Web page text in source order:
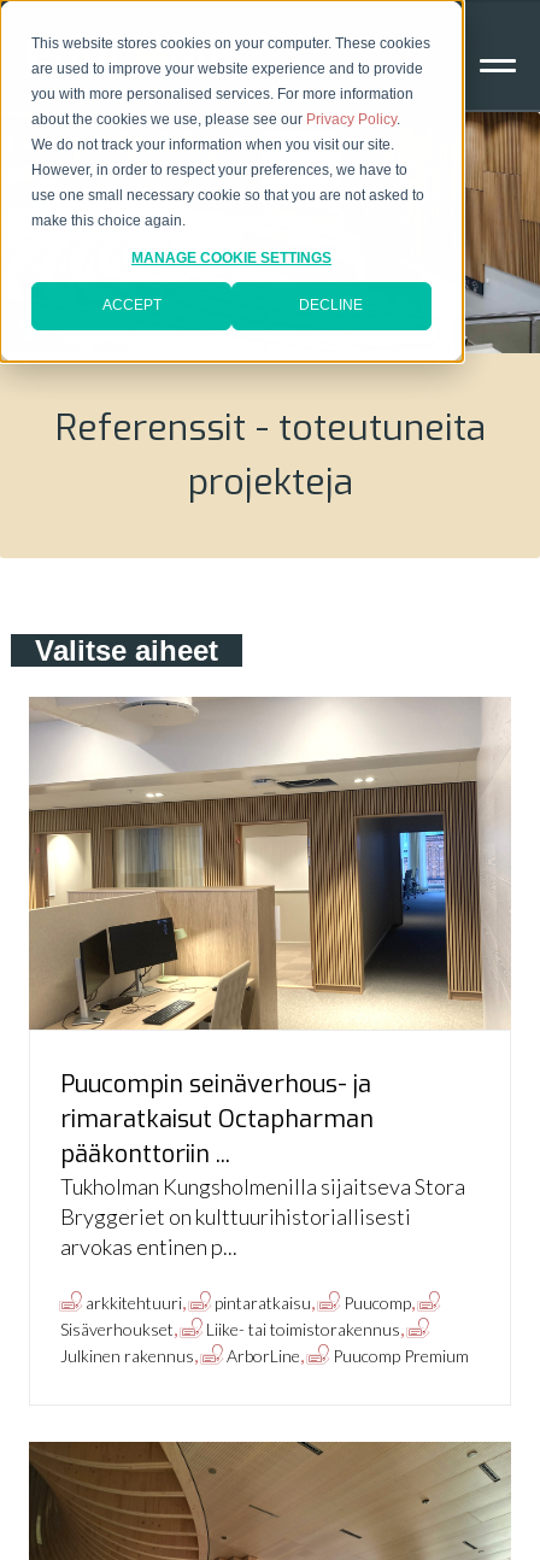
This website stores cookies on your computer. These cookies
are used to improve your website experience and to provide
you with more personalised services. For more information
about the cookies we use, please see our Privacy Policy.
We do not track your information when you visit our site.
However, in order to respect your preferences, we have to
use one small necessary cookie so that you are not asked to
make this choice again.
MANAGE COOKIE SETTINGS
ACCEPT DECLINE
Referenssit - toteutuneita
projekteja
Valitse aiheet
Puucompin seinäverhous- ja
rimaratkaisut Octapharman
pääkonttoriin ...
Tukholman Kungsholmenilla sijaitseva Stora
Bryggeriet on kulttuurihistoriallisesti
arvokas entinen p...
arkkitehtuuri, pintaratkaisu, Puucomp,
Sisäverhoukset, Liike- tai toimistorakennus,
Julkinen rakennus, ArborLine, Puucomp Premium